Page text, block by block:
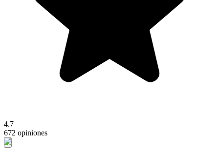
4.7
672 opiniones